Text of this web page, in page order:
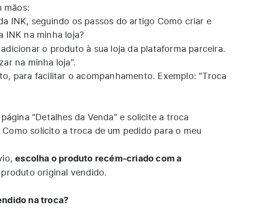
mãos:
INK, seguindo os passos do artigo Como criar e
INK na minha loja?
adicionar o produto à sua loja da plataforma parceira.
na minha loja”.
para facilitar o acompanhamento. Exemplo: “Troca
“Detalhes da Venda” e solicite a troca
Como solicito a troca de um pedido para o meu
escolha o produto recém-criado com a
original vendido.
na troca?